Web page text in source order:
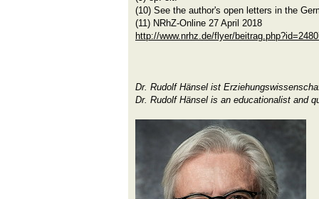
(10) See the author's open letters in the
(11) NRhZ-Online 27 April 2018
http://www.nrhz.de/flyer/
Dr. Rudolf Hänsel ist
Dr. Rudolf Hänsel is an educationalist and